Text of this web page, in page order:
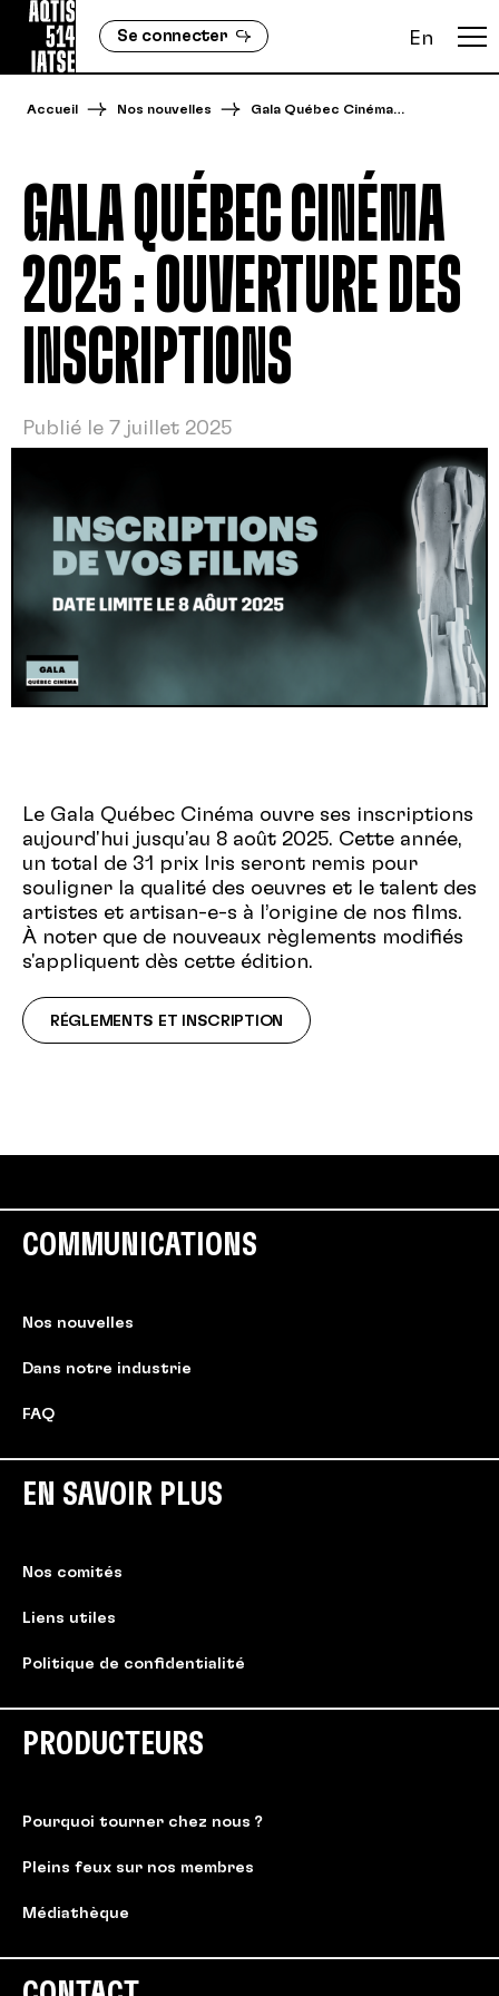
Se connecter En
Accueil Nos nouvelles Gala Québec Cinéma…
GALA QUÉBEC CINÉMA
2025 : OUVERTURE DES
INSCRIPTIONS
Publié le 7 juillet 2025
Le Gala Québec Cinéma ouvre ses inscriptions
aujourd'hui jusqu'au 8 août 2025. Cette année,
un total de 31 prix Iris seront remis pour
souligner la qualité des oeuvres et le talent des
artistes et artisan-e-s à l’origine de nos films.
À noter que de nouveaux règlements modifiés
s'appliquent dès cette édition.
RÉGLEMENTS ET INSCRIPTION
COMMUNICATIONS
Nos nouvelles
Dans notre industrie
FAQ
EN SAVOIR PLUS
Nos comités
Liens utiles
Politique de confidentialité
PRODUCTEURS
Pourquoi tourner chez nous ?
Pleins feux sur nos membres
Médiathèque